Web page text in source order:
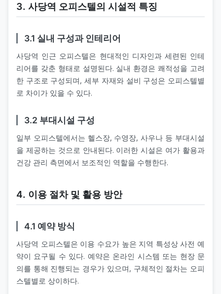
3. 사당역 오피스텔의 시설적 특징
3.1 실내 구성과 인테리어
사당역 인근 오피스텔은 현대적인 디자인과 세련된 인테
리어를 갖춘 형태로 설명된다. 실내 환경은 쾌적성을 고려
한 구조로 구성되며, 세부 자재와 설비 구성은 오피스텔별
로 차이가 있을 수 있다.
3.2 부대시설 구성
일부 오피스텔에서는 헬스장, 수영장, 사우나 등 부대시설
을 제공하는 것으로 안내된다. 이러한 시설은 여가 활용과
건강 관리 측면에서 보조적인 역할을 수행한다.
4. 이용 절차 및 활용 방안
4.1 예약 방식
사당역 오피스텔은 이용 수요가 높은 지역 특성상 사전 예
약이 요구될 수 있다. 예약은 온라인 시스템 또는 현장 문
의를 통해 진행되는 경우가 있으며, 구체적인 절차는 오피
스텔별로 상이하다.